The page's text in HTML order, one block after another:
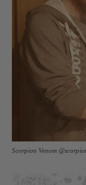
Scorpion Venom